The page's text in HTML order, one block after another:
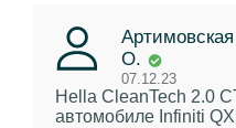
Артимовская
О.
07.12.23
Hella CleanTech 2.0
автомобиле Infiniti